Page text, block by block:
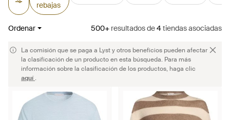
rebajas
Ordenar 500+ resultadosde4tiendas asociadas
La comisión que se paga a Lyst y otros beneficios pueden afectar
la clasificación de un producto en esta búsqueda. Para más
información sobre la clasificación de los productos, haga clic
aquí.